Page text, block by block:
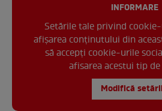
INFORMARE
Setările tale privind
afișarea conținutului din
să accepți cookie-urile
afisarea acestui tip
Modifică